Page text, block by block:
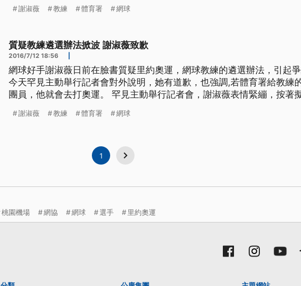
情緒突然崩潰。 ==網球選手 謝淑薇== 然後我第二站去馬賽的時候 就是在法網的第
謝淑薇 教練 體育署 網球
質疑教練遴選辦法掀波 謝淑薇致歉
2016/7/12 18:56
網球好手謝淑薇日前在臉書質疑里約奧運，網球教練的遴選辦法，引起
今天罕見主動舉行記者會對外說明，她有道歉，也強調,若體育署給教練
團員，他就會去打奧運。 罕見主動舉行記者會，謝淑薇表情緊繃，按著擬好的稿慢
== 然後我第二站去馬賽的時候 就是在法網的第二週 那個時候因為我的手
謝淑薇 教練 體育署 網球
1
桃園機場 網協 網球 選手 里約奧運